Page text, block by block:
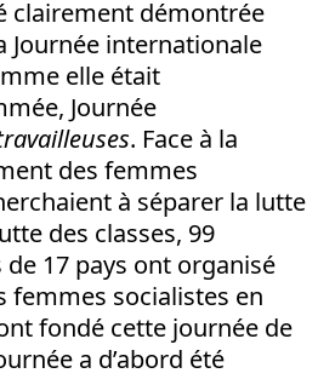
clairement démontrée
Journée internationale
elle était
Journée
. Face à la
des femmes
à séparer la lutte
des classes, 99
17 pays ont organisé
femmes socialistes en
fondé cette journée de
a d’abord été